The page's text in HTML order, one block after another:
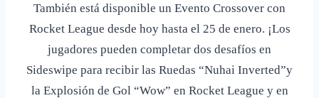
También está disponible un Evento Crossover con
Rocket League desde hoy hasta el 25 de enero. ¡Los
jugadores pueden completar dos desafíos en
Sideswipe para recibir las Ruedas “Nuhai Inverted”y
la Explosión de Gol “Wow” en Rocket League y en